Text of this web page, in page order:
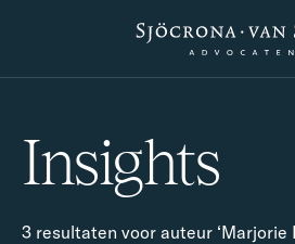
Insights
3 resultaten voor auteur ‘Marjorie